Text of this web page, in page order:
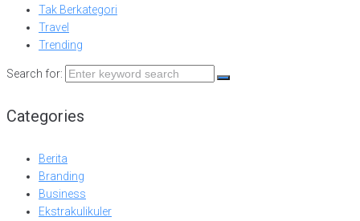
Tak Berkategori
Travel
Trending
Search for:
Categories
Berita
Branding
Business
Ekstrakulikuler